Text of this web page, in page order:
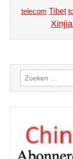
telecom Tibet
Zoeken
naar: